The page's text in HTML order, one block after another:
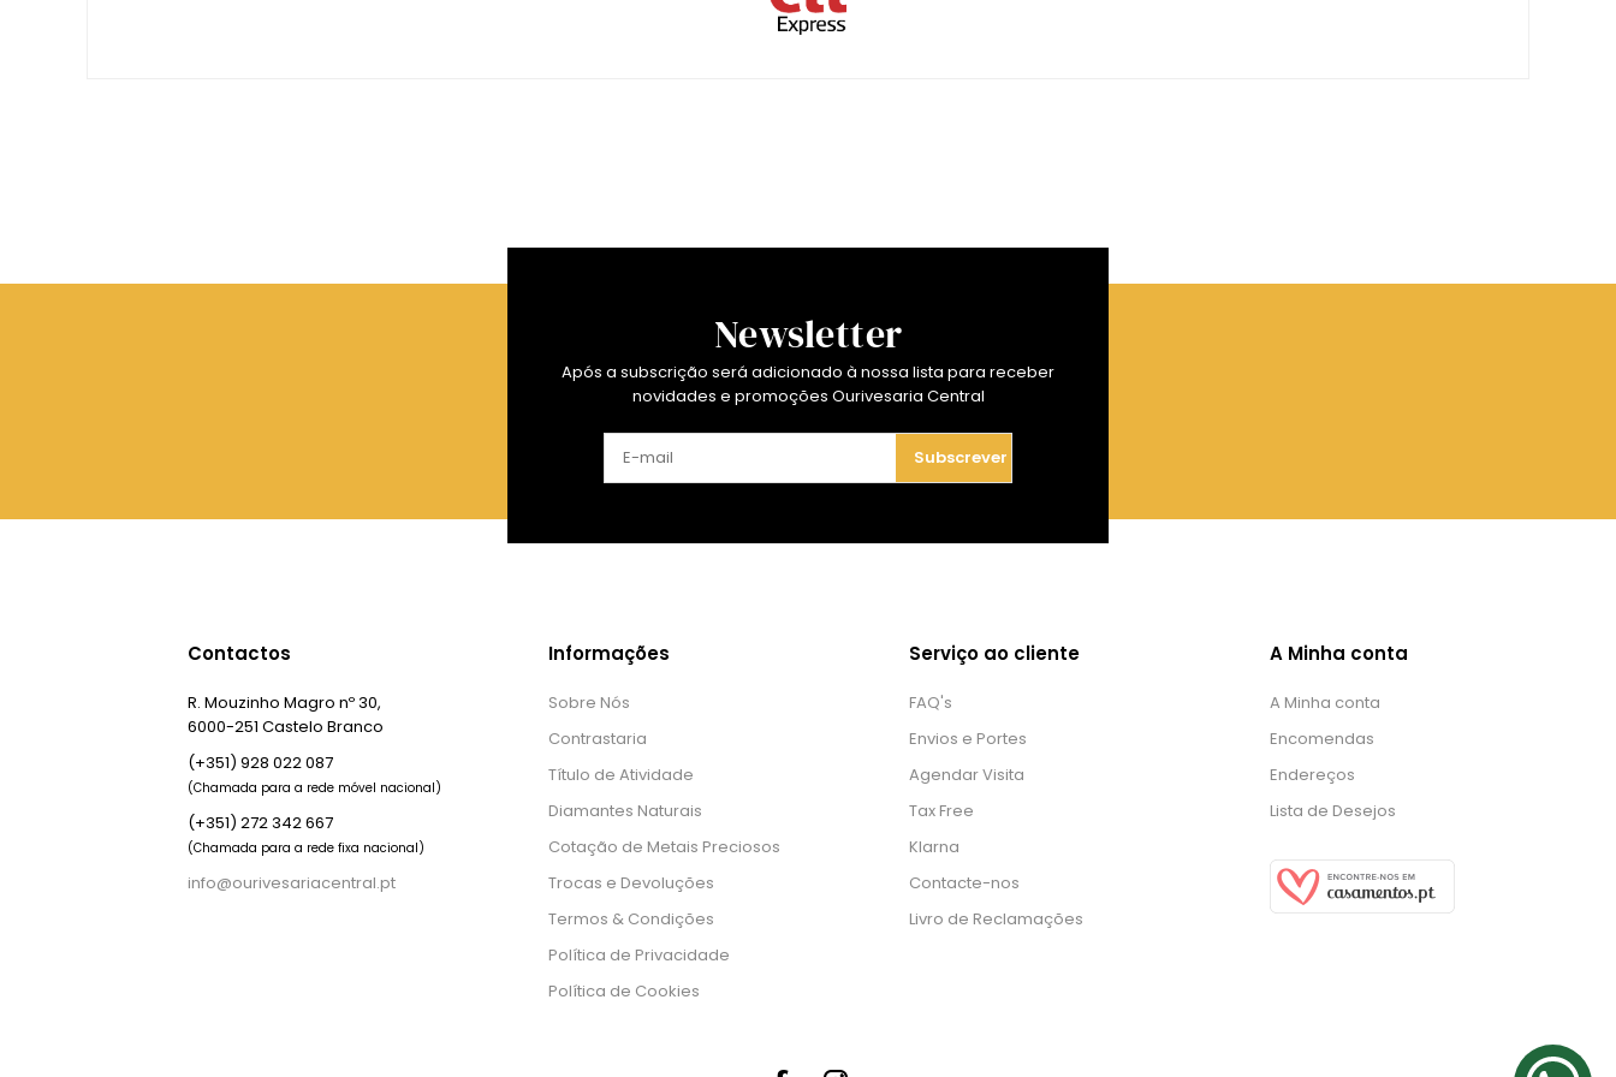
Newsletter
Após a subscrição será adicionado à nossa lista para receber
novidades e promoções Ourivesaria Central
Subscrever
Contactos
R. Mouzinho Magro nº 30,
6000-251 Castelo Branco
(+351) 928 022 087
(Chamada para a rede móvel nacional)
(+351) 272 342 667
(Chamada para a rede fixa nacional)
info@ourivesariacentral.pt
Informações
Sobre Nós
Contrastaria
Título de Atividade
Diamantes Naturais
Cotação de Metais Preciosos
Trocas e Devoluções
Termos & Condições
Política de Privacidade
Política de Cookies
Serviço ao cliente
FAQ's
Envios e Portes
Agendar Visita
Tax Free
Klarna
Contacte-nos
Livro de Reclamações
A Minha conta
A Minha conta
Encomendas
Endereços
Lista de Desejos